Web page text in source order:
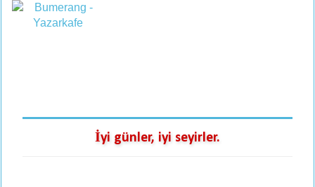
İyi günler, iyi seyirler.